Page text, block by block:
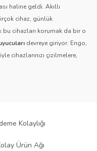
haline geldi. Akıllı
cihaz, günlük
bu cihazları korumak da bir o
devreye giriyor. Engo,
cihazlarınızı çizilmelere,
tecrübesi ve teknolojiye
Kullanıcı dostu tasarımı
Kolaylığı
Ürün Ağı